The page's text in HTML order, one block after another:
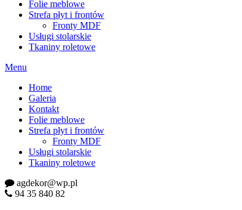
Folie meblowe
Strefa płyt i frontów
Fronty MDF
Usługi stolarskie
Tkaniny roletowe
Menu
Home
Galeria
Kontakt
Folie meblowe
Strefa płyt i frontów
Fronty MDF
Usługi stolarskie
Tkaniny roletowe
agdekor@wp.pl
94 35 840 82